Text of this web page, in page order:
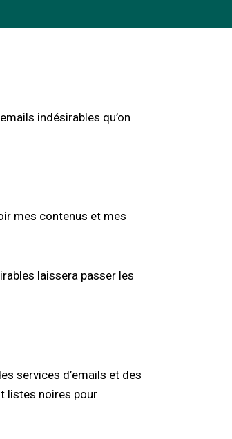
indésirables qu’on
mes contenus et mes
laissera passer les
services d’emails et des
listes noires pour